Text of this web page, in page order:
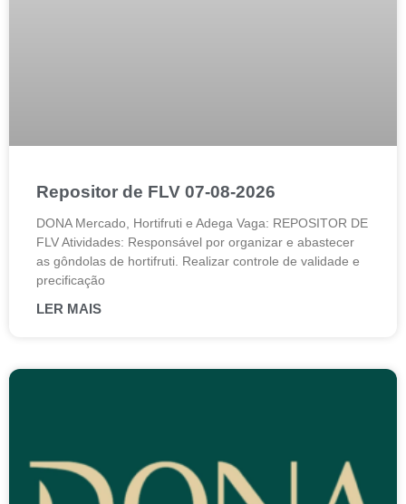
Repositor de FLV 07-08-2026
DONA Mercado, Hortifruti e Adega Vaga: REPOSITOR DE
FLV Atividades: Responsável por organizar e abastecer
as gôndolas de hortifruti. Realizar controle de validade e
precificação
LER MAIS